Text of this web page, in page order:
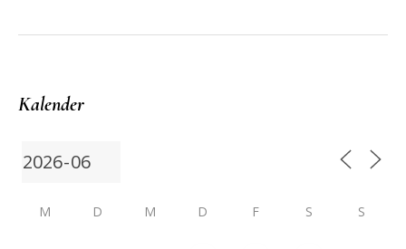
Kalender
M D M D F S S